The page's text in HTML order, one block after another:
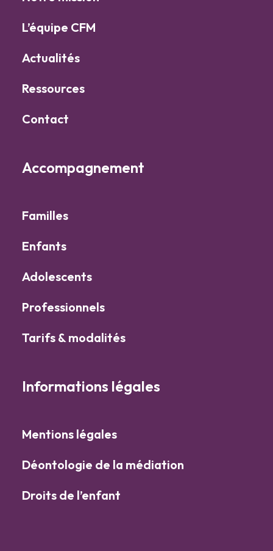
L’équipe CFM
Actualités
Ressources
Contact
Accompagnement
Familles
Enfants
Adolescents
Professionnels
Tarifs & modalités
Informations légales
Mentions légales
Déontologie de la médiation
Droits de l’enfant